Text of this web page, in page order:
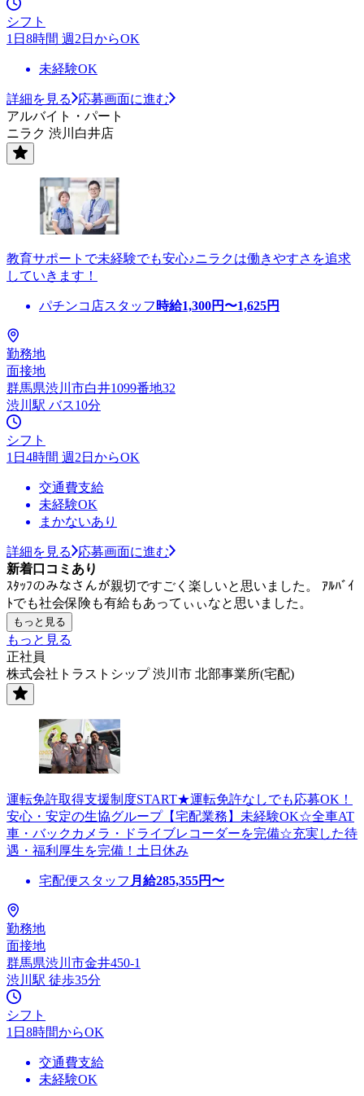
シフト
1日8時間 週2日からOK
未経験OK
詳細を見る
応募画面に進む
アルバイト・パート
ニラク 渋川白井店
教育サポートで未経験でも安心♪ニラクは働きやすさを追求
していきます！
パチンコ店スタッフ 時給1,300円〜1,625円
勤務地
面接地
群馬県渋川市白井1099番地32
渋川駅 バス10分
シフト
1日4時間 週2日からOK
交通費支給
未経験OK
まかないあり
詳細を見る
応募画面に進む
新着口コミあり
ｽﾀｯﾌのみなさんが親切ですごく楽しいと思いました。 ｱﾙﾊﾞｲ
ﾄでも社会保険も有給もあってぃぃなと思いました。
もっと見る
もっと見る
正社員
株式会社トラストシップ 渋川市 北部事業所(宅配)
運転免許取得支援制度START★運転免許なしでも応募OK！
安心・安定の生協グループ【宅配業務】未経験OK☆全車AT
車・バックカメラ・ドライブレコーダーを完備☆充実した待
遇・福利厚生を完備！土日休み
宅配便スタッフ 月給285,355円〜
勤務地
面接地
群馬県渋川市金井450-1
渋川駅 徒歩35分
シフト
1日8時間からOK
交通費支給
未経験OK